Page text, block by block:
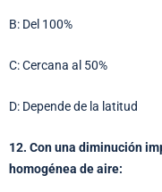
B: Del 100%
C: Cercana al 50%
D: Depende de la latitud
12. Con una diminución
homogénea de aire: